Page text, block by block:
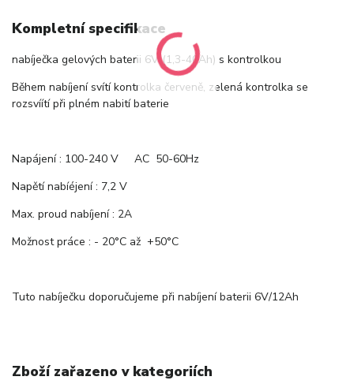
Kompletní specifikace
nabíječka gelových baterii 6V (1,3-40Ah) s kontrolkou
Během nabíjení svítí kontrolka červeně, zelená kontrolka se
rozsvíítí při plném nabití baterie
Napájení : 100-240 V AC 50-60Hz
Napětí nabíéjení : 7,2 V
Max. proud nabíjení : 2A
Možnost práce : - 20°C až +50°C
Tuto nabíječku doporučujeme při nabíjení baterii 6V/12Ah
Zboží zařazeno v kategoriích